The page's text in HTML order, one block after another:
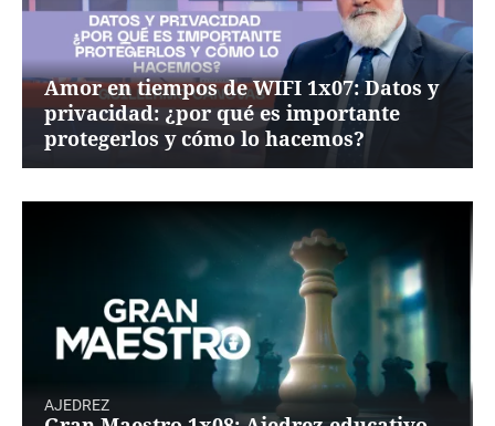
Amor en tiempos de WIFI 1x07: Datos y
privacidad: ¿por qué es importante
protegerlos y cómo lo hacemos?
AJEDREZ